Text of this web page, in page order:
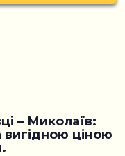
– Миколаїв:
ціною